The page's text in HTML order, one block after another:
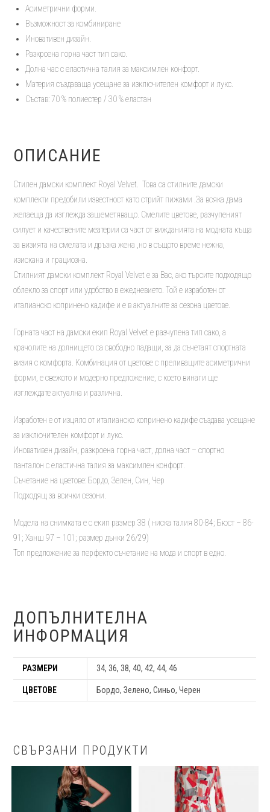
Асиметрични форми.
Възможност за комбиниране
Иновативен дизайн.
Разкроена горна част тип сако.
Долна час с еластична талия за максимлен конфорт.
Материя създаваща усещане за изключителен комфорт и лукс.
Състав: 70 % полиестер / 30 % еластан
ОПИСАНИЕ
Стилен дамски комплект Royal Velvet. Това са стилните дамски
комплекти предобили известност като стрийт пижами .За всяка дама
желаеща да изглежда зашеметяващо. Смелите цветове, разчупеният
силует и качествените меатерии са част от вижданията на модната къща
за визията на смелата и дръзка жена ,но в същото време нежна,
изискана и грациозна.
Стилният дамски комплект Royal Velvet е за Вас, ако търсите подходящо
облекло за спорт или удобство в ежедневието. Той е изработен от
италианско копринено кадифе и е в актуалните за сезона цветове.
Горната част на дамски екип Royal Velvet е разчупена тип сако, а
крачолите на долнището са свободно падащи, за да съчетаят спортната
визия с комфорта. Комбинация от цветове с преливащите асиметрични
форми, е свежото и модерно предложение, с което винаги ще
изглеждате актуална и различна.
Изработен е от изцяло от италианско копринено кадифе създава усещане
за изключителен комфорт и лукс.
Иновативен дизайн, разкроена горна част, долна част – спортно
панталон с еластична талия за максимлен конфорт.
Съчетание на цветове: Бордо, Зелен, Син, Чер
Подходящ за всички сезони.
Модела на снимката е с екип размер 38 ( ниска талия 80-84; Бюст – 86-
91; Ханш 97 – 101; размер дънки 26/29)
Топ предложение за перфекто съчетание на мода и спорт в едно.
ДОПЪЛНИТЕЛНА
ИНФОРМАЦИЯ
РАЗМЕРИ 34, 36, 38, 40, 42, 44, 46
ЦВЕТОВЕ Бордо, Зелено, Синьо, Черен
СВЪРЗАНИ ПРОДУКТИ